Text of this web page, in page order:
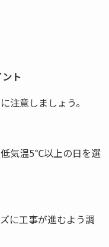
ト
注意しましょう。
気温5℃以上の日を選
に工事が進むよう調